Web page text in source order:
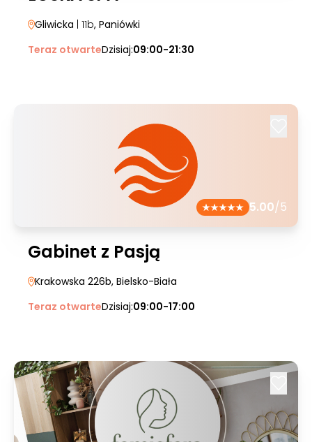
Gliwicka | 11b, Paniówki
Teraz otwarteDzisiaj:09:00-21:30
5.00/5
Gabinet z Pasją
Krakowska 226b, Bielsko-Biała
Teraz otwarteDzisiaj:09:00-17:00